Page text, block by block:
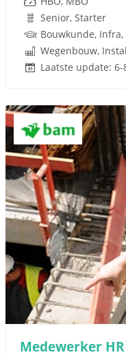
Senior, Starter
Bouwkunde,
Laatste update: 6-
Medewerker